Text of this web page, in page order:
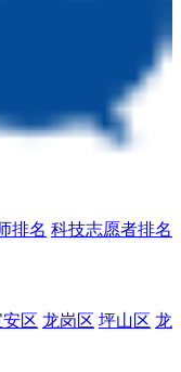
排名 科技志愿者排名
区 龙岗区 坪山区 龙